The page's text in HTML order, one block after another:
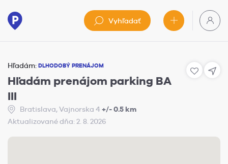
Vyhľadať
Hľadám: DLHODOBÝ PRENÁJOM
Hľadám prenájom parking BA
III
Bratislava, Vajnorska 4 +/- 0.5 km
Aktualizované dňa: 2. 8. 2026